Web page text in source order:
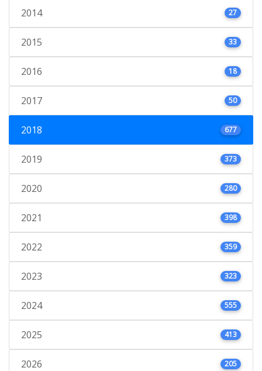
2014 27
2015 33
2016 18
2017 50
2018 677
2019 373
2020 280
2021 398
2022 359
2023 323
2024 555
2025 413
2026 205